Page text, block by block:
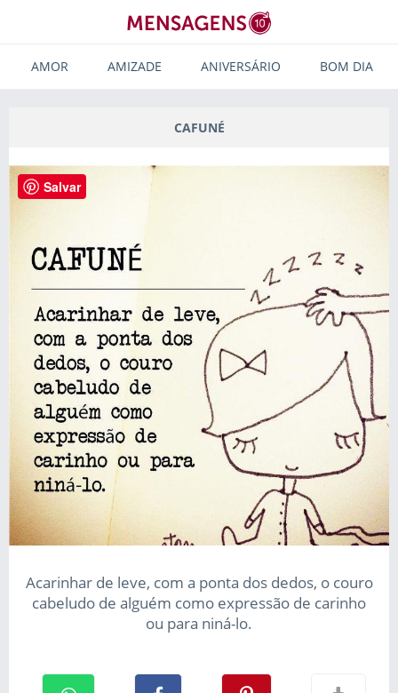
AMOR AMIZADE ANIVERSÁRIO BOM DIA
CAFUNÉ
Acarinhar de leve, com a ponta dos dedos, o couro
cabeludo de alguém como expressão de carinho
ou para niná-lo.
Salvar